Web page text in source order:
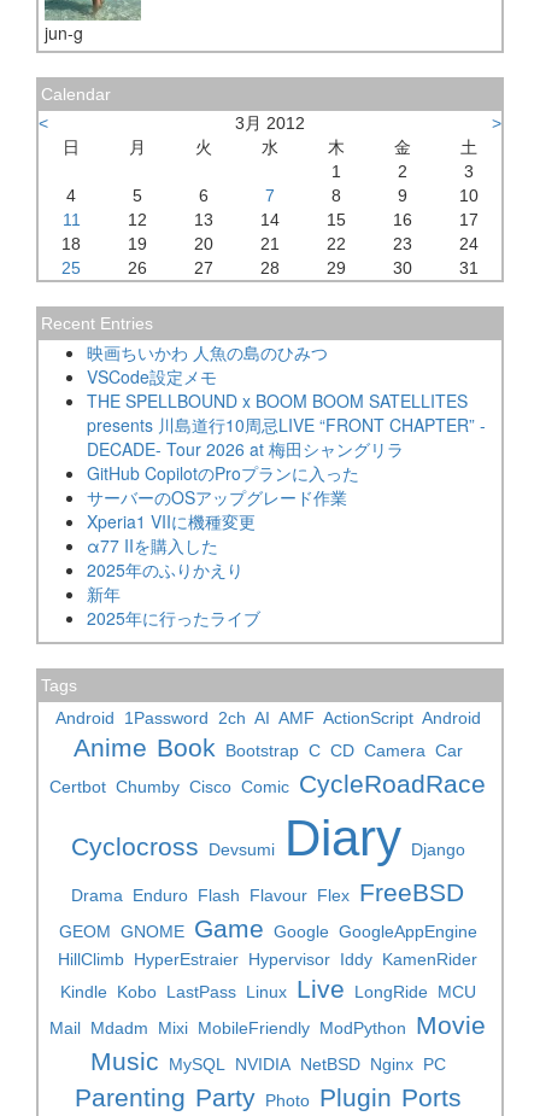
jun-g
Calendar
<
3月 2012
>
日
月 火 水 木 金
土
1
2
3
4
5 6 7 8 9
10
11
12 13 14 15 16
17
18
19 20 21 22 23
24
25
26 27 28 29 30 31
Recent Entries
映画ちいかわ 人魚の島のひみつ
VSCode設定メモ
THE SPELLBOUND x BOOM BOOM SATELLITES
presents 川島道行10周忌LIVE “FRONT CHAPTER” -
DECADE- Tour 2026 at 梅田シャングリラ
GitHub CopilotのProプランに入った
サーバーのOSアップグレード作業
Xperia1 VIIに機種変更
α77 IIを購入した
2025年のふりかえり
新年
2025年に行ったライブ
Tags
Android
1Password 2ch AI AMF ActionScript Android
Anime Book Bootstrap C CD Camera Car
Certbot Chumby Cisco Comic CycleRoadRace
Cyclocross Devsumi Diary Django
Drama Enduro Flash Flavour Flex FreeBSD
GEOM GNOME Game Google GoogleAppEngine
HillClimb HyperEstraier Hypervisor Iddy KamenRider
Kindle Kobo LastPass Linux Live LongRide MCU
Mail Mdadm Mixi MobileFriendly ModPython
Movie
Music
MySQL NVIDIA NetBSD Nginx PC
Parenting Party Photo Plugin Ports